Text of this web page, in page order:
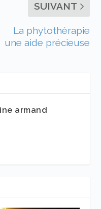
SUIVANT
La phytothérapie
une aide précieuse
armand